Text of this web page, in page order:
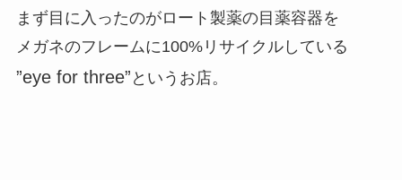
まず目に入ったのがロート製薬の目薬容器を
メガネのフレームに100%リサイクルしている
”eye for three” というお店。